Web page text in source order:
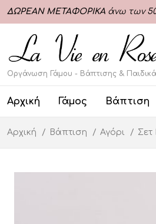
ΔΩΡΕΑΝ ΜΕΤΑΦΟΡΙΚΑ άνω των
Οργάνωση Γάμου - Βάπτισης & Παιδικά
Αρχική Γάμος Βάπτιση
Αρχική Βάπτιση Αγόρι Σετ